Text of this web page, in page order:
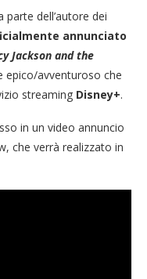
parte dell’autore dei
annunciato
Jackson and the
epico/avventuroso che
streaming Disney+.
in un video annuncio
che verrà realizzato in